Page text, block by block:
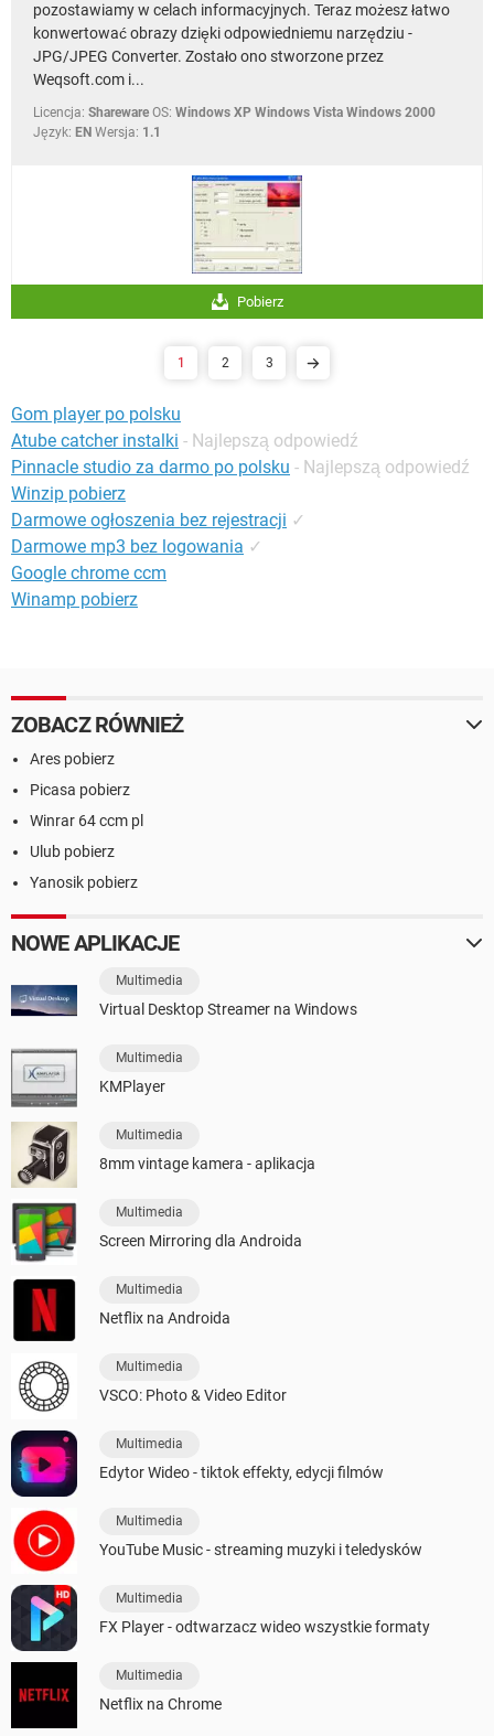
pozostawiamy w celach informacyjnych. Teraz możesz łatwo
konwertować obrazy dzięki odpowiedniemu narzędziu -
JPG/JPEG Converter. Zostało ono stworzone przez
Weqsoft.com i...
Licencja: Shareware OS: Windows XP Windows Vista Windows 2000
Język: EN Wersja: 1.1
Pobierz
1 2 3
Gom player po polsku
Atube catcher instalki - Najlepszą odpowiedź
Pinnacle studio za darmo po polsku - Najlepszą odpowiedź
Winzip pobierz
Darmowe ogłoszenia bez rejestracji ✓
Darmowe mp3 bez logowania ✓
Google chrome ccm
Winamp pobierz
ZOBACZ RÓWNIEŻ
Ares pobierz
Picasa pobierz
Winrar 64 ccm pl
Ulub pobierz
Yanosik pobierz
NOWE APLIKACJE
Multimedia
Virtual Desktop Streamer na Windows
Multimedia
KMPlayer
Multimedia
8mm vintage kamera - aplikacja
Multimedia
Screen Mirroring dla Androida
Multimedia
Netflix na Androida
Multimedia
VSCO: Photo & Video Editor
Multimedia
Edytor Wideo - tiktok effekty, edycji filmów
Multimedia
YouTube Music - streaming muzyki i teledysków
Multimedia
FX Player - odtwarzacz wideo wszystkie formaty
Multimedia
Netflix na Chrome